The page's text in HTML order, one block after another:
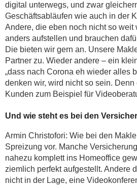
digital unterwegs, und zwar
Geschäftsabläufen wie auch in der
Andere, die eben noch nicht so weit
anders aufstellen und brauchen
Die bieten wir gern an. Unsere
Partner zu. Wieder andere – ein
„dass nach Corona eh wieder alles
denken wir, wird nicht so sein.
Kunden zum Beispiel für
Und wie steht es bei den
Armin Christofori: Wie bei den
Spreizung vor. Manche
nahezu komplett ins Homeoffice
ziemlich perfekt aufgestellt. Andere
nicht in der Lage, eine